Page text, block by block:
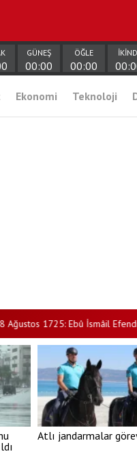
GÜNEŞ
00:00
ÖĞLE
00:00
Ekonomi Teknoloji
1725: Ebû İsmâil Efendi'nin
Atlı jandarmalar